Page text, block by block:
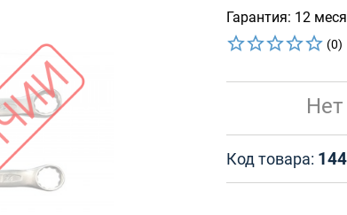
Гарантия: 12
(0)
Код товара: